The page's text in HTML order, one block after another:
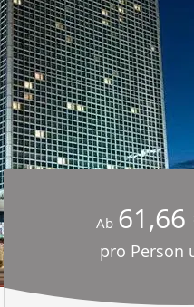
Ab 61,66
pro Person